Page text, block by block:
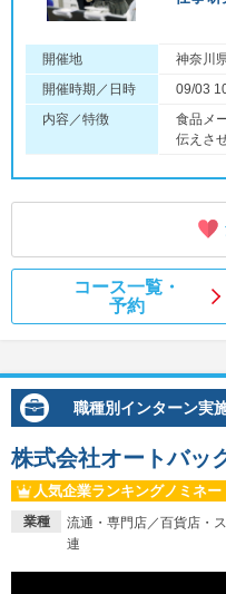
開催地
神奈川
開催時期／日時
09/03
内容／特徴
食品メ
伝えさ
コース一覧・
予約
職種別インターン実
業種
流通・専門店／百貨店・
連
株式会社オートバッ
人気企業ランキングノミネー